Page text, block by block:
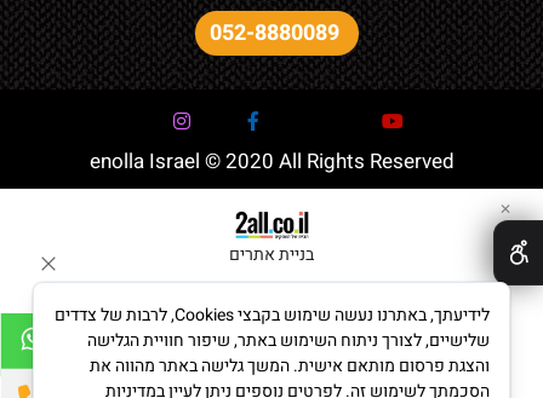
052-8880089
enolla Israel © 2020 All Rights Reserved
בניית אתרים
✕
לידיעתך, באתרנו נעשה שימוש בקבצי Cookies, לרבות של צדדים
שלישיים, לצורך ניתוח השימוש באתר, שיפור חוויית הגלישה
והצגת פרסום מותאם אישית. המשך גלישה באתר מהווה את
הסכמתך לשימוש זה. לפרטים נוספים ניתן לעיין במדיניות